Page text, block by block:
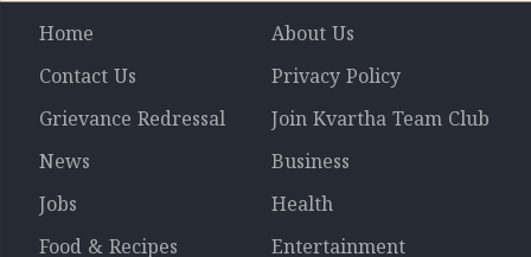
Home
About Us
Contact Us
Privacy Policy
Grievance Redressal
Join Kvartha Team Club
News
Business
Jobs
Health
Food & Recipes
Entertainment